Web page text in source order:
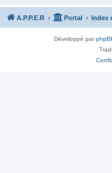
A.P.P.E.R Portal Index
Développé par